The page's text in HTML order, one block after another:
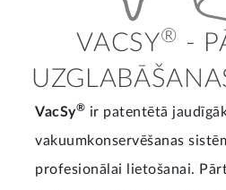
VACSY® -
VacSy® ir patentētā
vakuumkonservēšanas
profesionālai lietošanai.